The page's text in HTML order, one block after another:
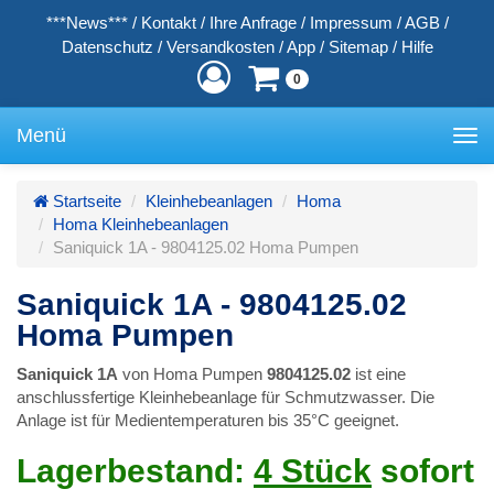
***News*** / Kontakt / Ihre Anfrage / Impressum / AGB /
Datenschutz / Versandkosten / App / Sitemap / Hilfe
0
Menü
Startseite Kleinhebeanlagen
Homa
Homa Kleinhebeanlagen
Saniquick 1A - 9804125.02 Homa Pumpen
Saniquick 1A - 9804125.02
Homa Pumpen
Saniquick 1A von Homa Pumpen 9804125.02 ist eine
anschlussfertige Kleinhebeanlage für Schmutzwasser. Die
Anlage ist für Medientemperaturen bis 35°C geeignet.
Lagerbestand: 4 Stück sofort